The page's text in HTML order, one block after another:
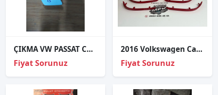
ÇIKMA VW PASSAT CC SAĞ FAR YIKAMA KAPAĞI 3C8955110A
Fiyat Sorunuz
2016 Volkswagen Caddy Arka S Reflektör 2K5945105D
Fiyat Sorunuz